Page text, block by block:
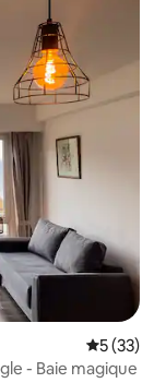
5 (33)
- Baie magique